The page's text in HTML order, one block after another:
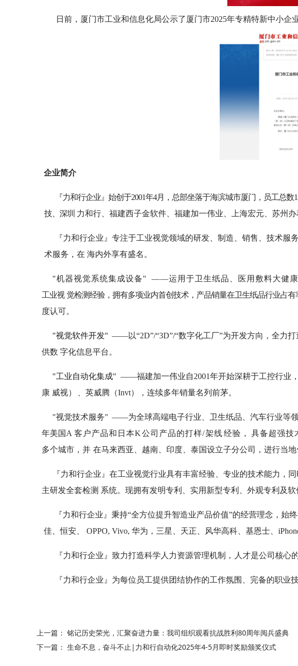
日前，厦门市工业和信息化局公示了厦门市2025年专精特新中小
企业简介
『力和行企业』始创于2001年4月，总部坐落于海滨城市厦门，员工总数
技、深圳 力和行、福建西子金软件、福建加一伟业、上海宏元、苏州
『力和行企业』专注于工业视觉领域的研发、制造、销售、技术
术服务，在 海内外享有盛名。
"机器视觉系统集成设备" ——运用于卫生纸品、医用敷料大健
工业视 觉检测经验，拥有多项业内首创技术，产品销量在卫生纸品行业占有
度认可。
"视觉软件开发" ——以“2D”/“3D”/“数字化工厂”为开发方向，全力
供数 字化信息平台。
"工业自动化集成" ——福建加一伟业自2001年开始深耕于工控行业
康 威视）
、英威腾（Invt），连续多年销量名列前茅。
"视觉技术服务" ——为全球高端电子行业、卫生纸品、汽车行业等
年美国A 客户产品和日本K公司产品的打样/架线经验， 具备超强技
多个城市，并 在马来西亚、越南、印度、泰国设立子分公司，进行当
『力和行企业』在工业视觉行业具有丰富经验、专业的技术能力，
主研发全套检测 系统。现拥有发明专利、实用新型专利、外观专利及软
『力和行企业』秉持“全方位提升智造业产品价值”的经营理念，
佳、恒安、 OPPO, Vivo, 华为，三星、天正、风华高科、基恩士、
『力和行企业』致力打造科学人力资源管理机制， 人才是公司核心
『力和行企业』为每位员工提供团结协作的工作氛围、完备的职业
上一篇： 铭记历史荣光，汇聚奋进力量：我司组织观看抗战胜利80周年阅兵盛典
下一篇： 生命不息，奋斗不止|力和行自动化2025年4-5月即时奖励颁奖仪式